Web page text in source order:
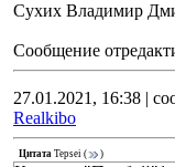
Сухих Владимир
Сообщение
27.01.2021, 16:38 |
Realkibo
Цитата Tepsei ( )